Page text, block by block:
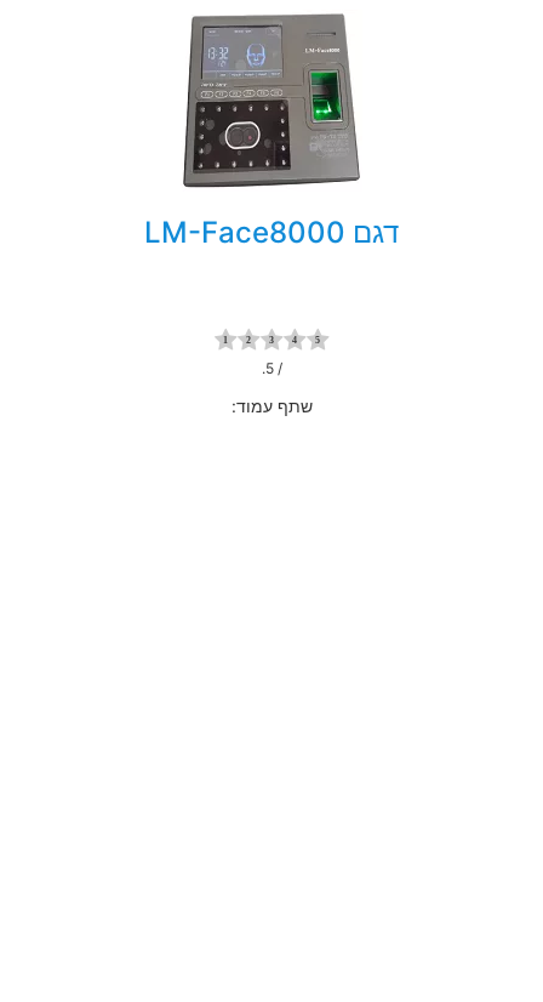
דגם LM-Face8000
/ 5.
שתף עמוד: